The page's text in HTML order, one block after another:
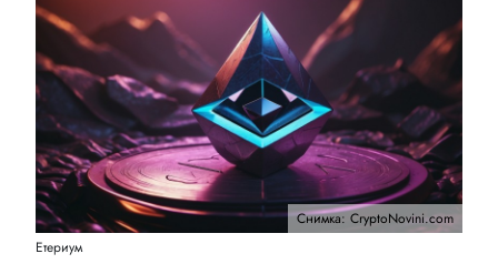
Снимка: CryptoNovini.com
Етериум